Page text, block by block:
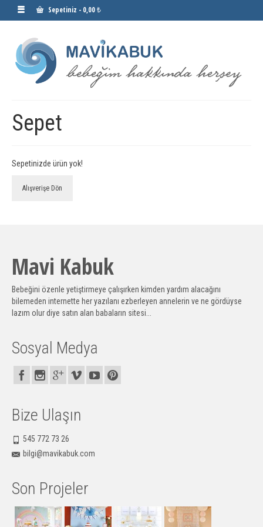
Sepetiniz - 0,00 ₺
Sepet
Sepetinizde ürün yok!
Alışverişe Dön
Mavi Kabuk
Bebeğini özenle yetiştirmeye çalışırken kimden yardım alacağını
bilemeden internette her yazılanı ezberleyen annelerin ve ne gördüyse
lazım olur diye satın alan babaların sitesi...
Sosyal Medya
Bize Ulaşın
545 772 73 26
bilgi@mavikabuk.com
Son Projeler